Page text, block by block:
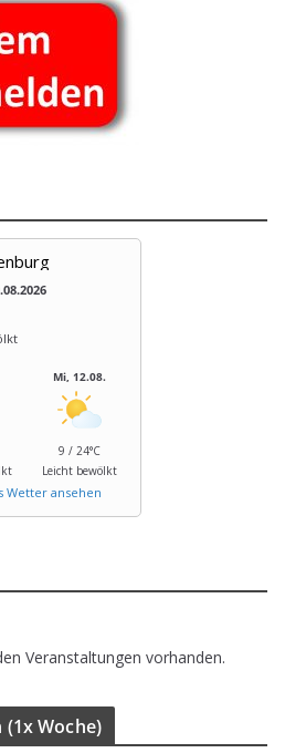
Mi, 12.08.
9 / 24°C
Leicht bewölkt
Wetter ansehen
Veranstaltungen vorhanden.
(1x Woche)